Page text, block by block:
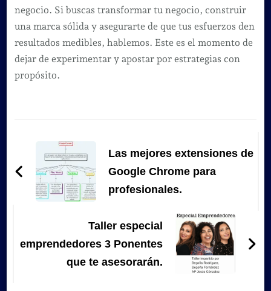
negocio. Si buscas transformar tu negocio, construir
una marca sólida y asegurarte de que tus esfuerzos den
resultados medibles, hablemos. Este es el momento de
dejar de experimentar y apostar por estrategias con
propósito.
entradas
Las mejores extensiones de
Google Chrome para
profesionales.
Taller especial
emprendedores 3 Ponentes
que te asesorarán.